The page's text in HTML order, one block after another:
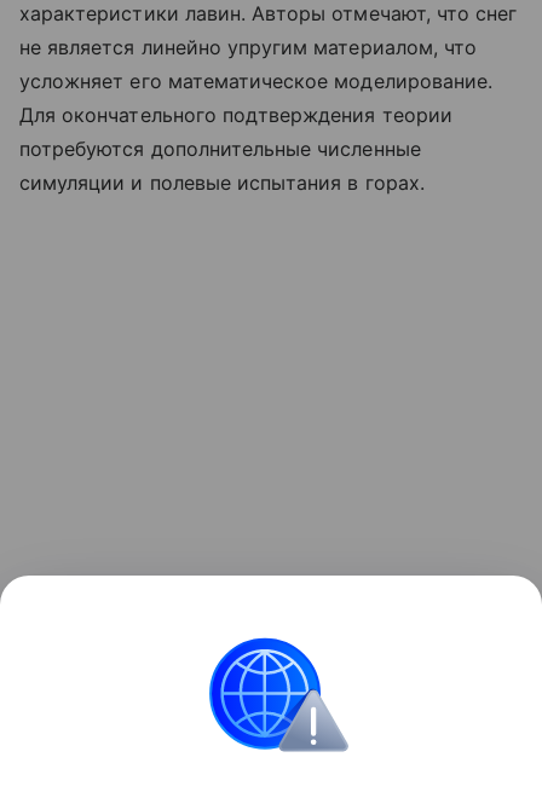
характеристики лавин. Авторы отмечают, что снег
не является линейно упругим материалом, что
усложняет его математическое моделирование.
Для окончательного подтверждения теории
потребуются дополнительные численные
симуляции и полевые испытания в горах.
Ранее Наука Mail рассказывала, что в пустыне
снег всего седьмой раз за